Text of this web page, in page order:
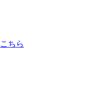
こちら